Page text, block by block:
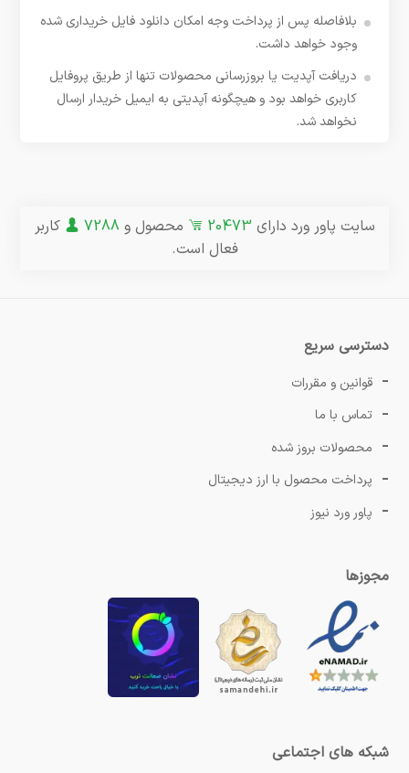
بلافاصله پس از پرداخت وجه امکان دانلود فایل خریداری شده
وجود خواهد داشت.
دریافت آپدیت یا بروزرسانی محصولات تنها از طریق پروفایل
کاربری خواهد بود و هیچگونه آپدیتی به ایمیل خریدار ارسال
نخواهد شد.
سایت پاور ورد دارای 20473 محصول و7288
کاربر
فعال است.
دسترسی سریع
قوانین و مقررات
تماس با ما
محصولات بروز شده
پرداخت محصول با ارز دیجیتال
پاور ورد نیوز
مجوزها
شبکه های اجتماعی